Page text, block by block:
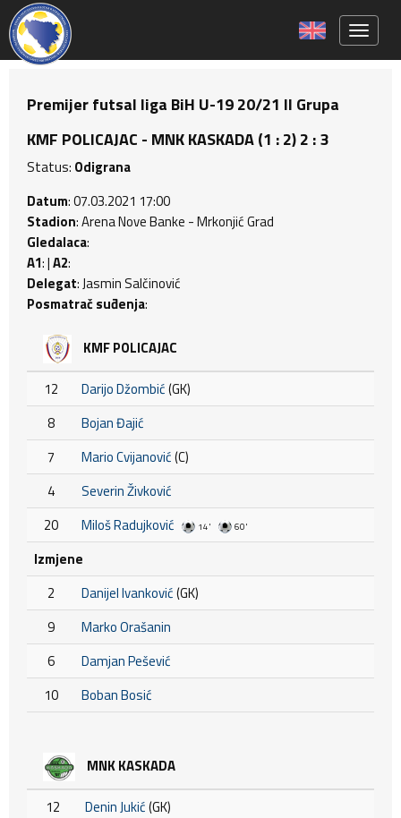
Premijer futsal liga BiH U-19 20/21 II Grupa
KMF POLICAJAC - MNK KASKADA (1 : 2) 2 : 3
Status: Odigrana
Datum: 07.03.2021 17:00
Stadion: Arena Nove Banke - Mrkonjić Grad
Gledalaca:
A1: |A2:
Delegat: Jasmin Salčinović
Posmatrač suđenja:
KMF POLICAJAC
12 Darijo Džombić(GK)
8
Bojan Đajić
7
Mario Cvijanović(C)
4
Severin Živković
20
Miloš Radujković 14' 60'
Izmjene
2
Danijel Ivanković(GK)
9
Marko Orašanin
6
Damjan Pešević
10
Boban Bosić
MNK KASKADA
12 Denin Jukić(GK)